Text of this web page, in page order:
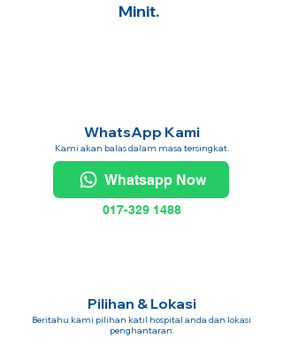
Minit.
WhatsApp Kami
Kami akan balas dalam masa tersingkat.
Whatsapp Now
017-329 1488
Pilihan & Lokasi
Beritahu kami pilihan katil hospital anda dan lokasi
penghantaran.